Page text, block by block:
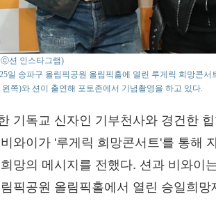
ⓒ션 인스타그램)
일 송파구 올림픽공원 올림픽홀에 열린 루게릭 희망콘서
왼쪽)와 션이 출연해 포토존에서 기념촬영을 하고 있다.
기독교 신자인 기부천사와 경건한
와이가 '루게릭 희망콘서트'를 통해
망의 메시지를 전했다. 션과 비와이
픽공원 올림픽홀에서 열린 승일희망